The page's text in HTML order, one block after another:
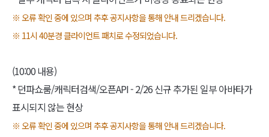
※ 오류 확인 중에 있으며 추후 공지사항을 통해 안내 드리겠습니다.
※ 11시 40분경 클라이언트 패치로 수정되었습니다.
(10:00 내용)
* 던파쇼룸/캐릭터검색/오픈API - 2/26 신규 추가된 일부 아바타가
표시되지 않는 현상
※ 오류 확인 중에 있으며 추후 공지사항을 통해 안내 드리겠습니다.